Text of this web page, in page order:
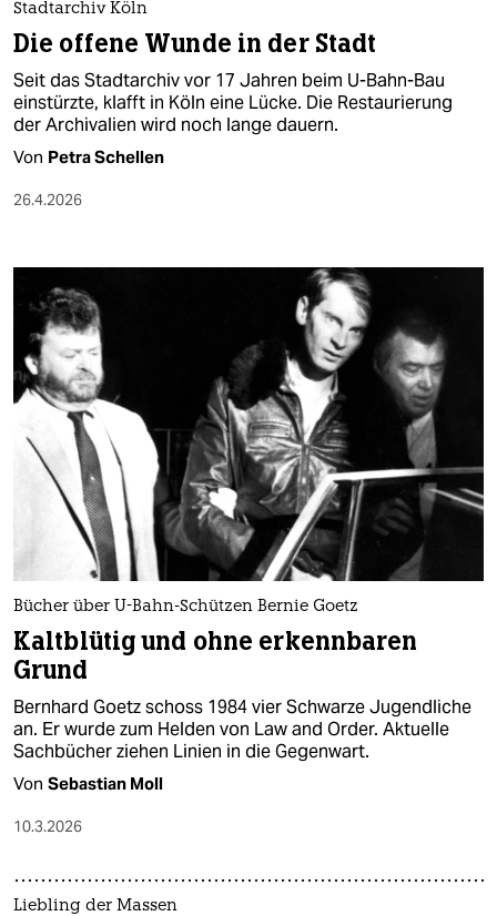
verlag
verlag
veranstaltungen
shop
fragen & hilfe
genossenschaft
epaper login
Stadtarchiv Köln
Die offene Wunde in der Stadt
Seit das Stadtarchiv vor 17 Jahren beim U-Bahn-Bau
einstürzte, klafft in Köln eine Lücke. Die Restaurierung
der Archivalien wird noch lange dauern.
Von Petra Schellen
26.4.2026
Bücher über U-Bahn-Schützen Bernie Goetz
Kaltblütig und ohne erkennbaren
Grund
Bernhard Goetz schoss 1984 vier Schwarze Jugendliche
an. Er wurde zum Helden von Law and Order. Aktuelle
Sachbücher ziehen Linien in die Gegenwart.
Von Sebastian Moll
10.3.2026
Liebling der Massen